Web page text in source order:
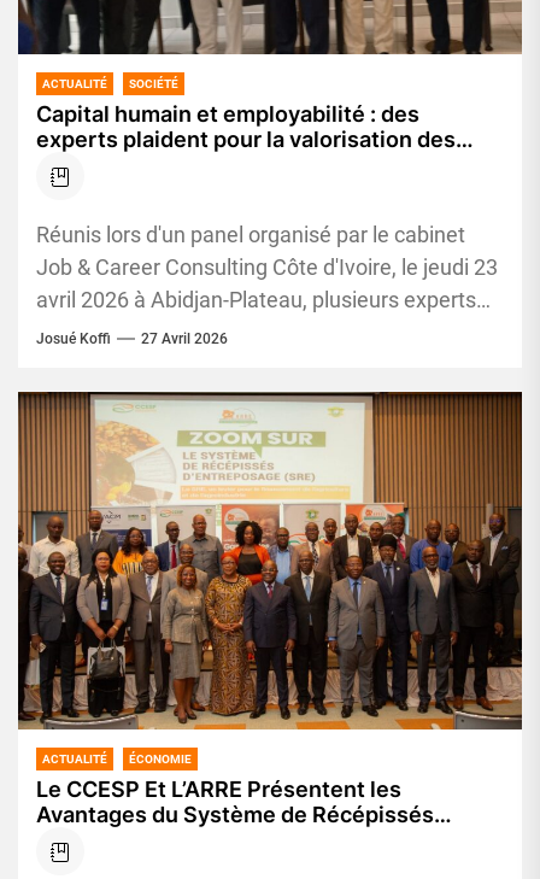
ACTUALITÉ SOCIÉTÉ
Capital humain et employabilité : des
experts plaident pour la valorisation des
compétences en entreprise
Réunis lors d'un panel organisé par le cabinet
Job & Career Consulting Côte d'Ivoire, le jeudi 23
avril 2026 à Abidjan-Plateau, plusieurs experts
en ressources...
Josué Koffi 27 Avril 2026
ACTUALITÉ ÉCONOMIE
Le CCESP Et L’ARRE Présentent les
Avantages du Système de Récépissés
d’Entreposages dux Acteurs du Monde
Agricole et Agro-industriel